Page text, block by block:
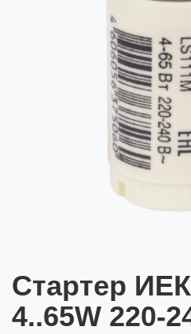
Стартер
4..65W 220-